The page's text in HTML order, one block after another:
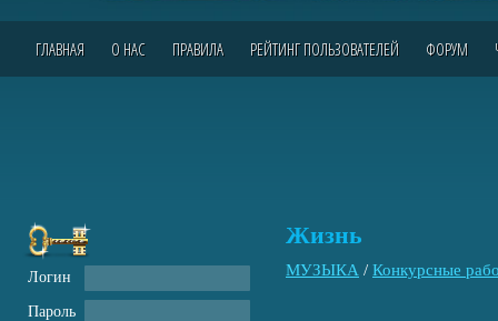
ГЛАВНАЯ О НАС ПРАВИЛА РЕЙТИНГ ПОЛЬЗОВАТЕЛЕЙ ФОРУМ
Жизнь
МУЗЫКА / Конкурсные
Логин
Пароль